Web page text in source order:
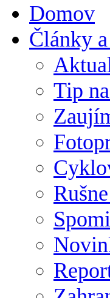
Domov
Články
Tip